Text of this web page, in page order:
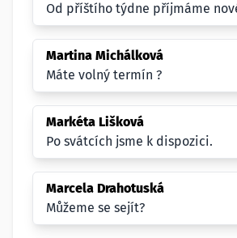
Od příštího týdne příjmáme
Martina Michálková
Máte volný termín ?
Markéta Lišková
Po svátcích jsme k dispozici.
Marcela Drahotuská
Můžeme se sejít?